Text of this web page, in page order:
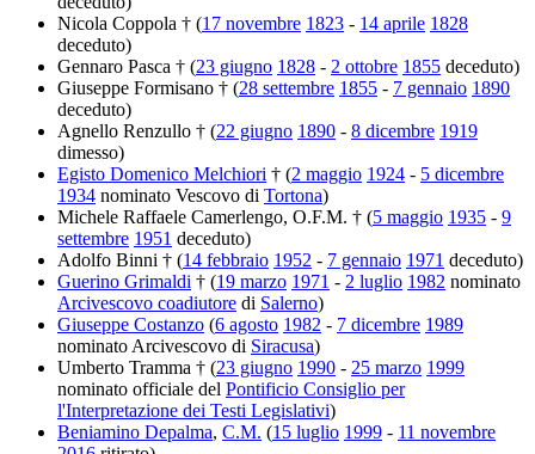
Nicola Coppola † (17 novembre 1823 - 14 aprile 1828
deceduto)
Gennaro Pasca † (23 giugno 1828 - 2 ottobre 1855 deceduto)
Giuseppe Formisano † (28 settembre 1855 - 7 gennaio 1890
deceduto)
Agnello Renzullo † (22 giugno 1890 - 8 dicembre 1919
dimesso)
Egisto Domenico Melchiori † (2 maggio 1924 - 5 dicembre
1934 nominato Vescovo di Tortona)
Michele Raffaele Camerlengo, O.F.M. † (5 maggio 1935 - 9
settembre 1951 deceduto)
Adolfo Binni † (14 febbraio 1952 - 7 gennaio 1971 deceduto)
Guerino Grimaldi † (19 marzo 1971 - 2 luglio 1982 nominato
Arcivescovo coadiutore di Salerno)
Giuseppe Costanzo (6 agosto 1982 - 7 dicembre 1989
nominato Arcivescovo di Siracusa)
Umberto Tramma † (23 giugno 1990 - 25 marzo 1999
nominato officiale del Pontificio Consiglio per
l'Interpretazione dei Testi Legislativi)
Beniamino Depalma, C.M. (15 luglio 1999 - 11 novembre